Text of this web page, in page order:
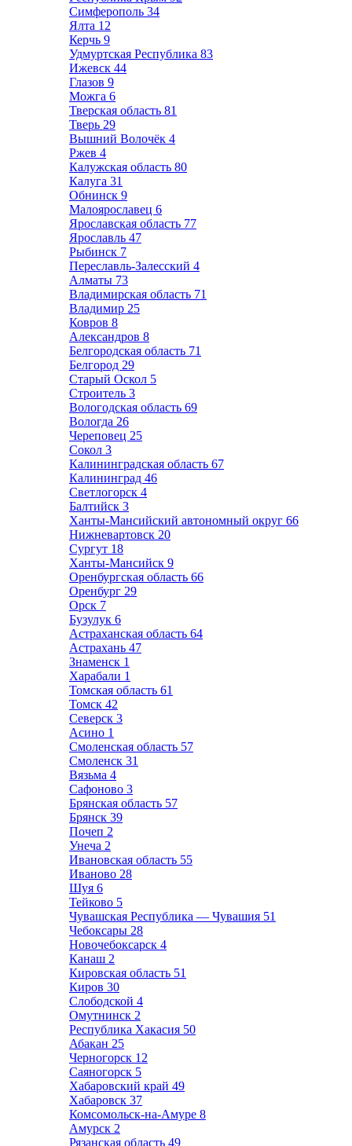
Симферополь 34
Ялта 12
Керчь 9
Удмуртская Республика 83
Ижевск 44
Глазов 9
Можга 6
Тверская область 81
Тверь 29
Вышний Волочёк 4
Ржев 4
Калужская область 80
Калуга 31
Обнинск 9
Малоярославец 6
Ярославская область 77
Ярославль 47
Рыбинск 7
Переславль-Залесский 4
Алматы 73
Владимирская область 71
Владимир 25
Ковров 8
Александров 8
Белгородская область 71
Белгород 29
Старый Оскол 5
Строитель 3
Вологодская область 69
Вологда 26
Череповец 25
Сокол 3
Калининградская область 67
Калининград 46
Светлогорск 4
Балтийск 3
Ханты-Мансийский автономный округ 66
Нижневартовск 20
Сургут 18
Ханты-Мансийск 9
Оренбургская область 66
Оренбург 29
Орск 7
Бузулук 6
Астраханская область 64
Астрахань 47
Знаменск 1
Харабали 1
Томская область 61
Томск 42
Северск 3
Асино 1
Смоленская область 57
Смоленск 31
Вязьма 4
Сафоново 3
Брянская область 57
Брянск 39
Почеп 2
Унеча 2
Ивановская область 55
Иваново 28
Шуя 6
Тейково 5
Чувашская Республика — Чувашия 51
Чебоксары 28
Новочебоксарск 4
Канаш 2
Кировская область 51
Киров 30
Слободской 4
Омутнинск 2
Республика Хакасия 50
Абакан 25
Черногорск 12
Саяногорск 5
Хабаровский край 49
Хабаровск 37
Комсомольск-на-Амуре 8
Амурск 2
Рязанская область 49